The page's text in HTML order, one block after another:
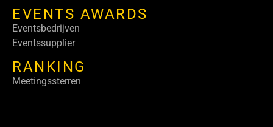
EVENTS AWARDS
Eventsbedrijven
Eventssupplier
RANKING
Meetingssterren